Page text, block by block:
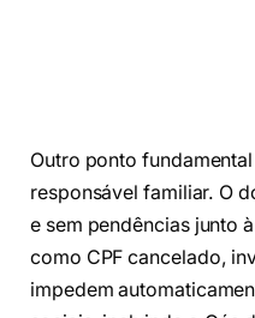
Outro ponto
responsável familiar. O
e sem pendências junto
como CPF cancelado,
impedem